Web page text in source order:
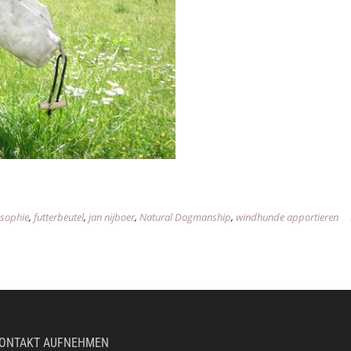
, futterbeutel, jan nijboer, Natural Dogmanship, windhunde apportieren
AUFNEHMEN